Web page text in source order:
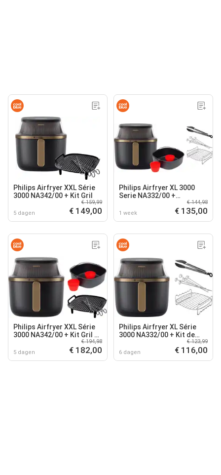
Philips Airfryer XXL Série
3000 NA342/00 + Kit Gril
5 dagen
€ 159,99
€ 149,00
Philips Airfryer XL 3000
Serie NA332/00 +
Dubbellaagse kookset +
Bakmeesterset
1 week
€ 144,98
€ 135,00
Philips Airfryer XXL Série
3000 NA342/00 + Kit Gril +
5 dagen
€ 194,98
€ 182,00
Philips Airfryer XL Série
3000 NA332/00 + Kit de
6 dagen
€ 123,99
€ 116,00